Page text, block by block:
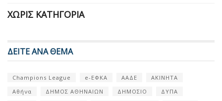
ΧΩΡΊΣ ΚΑΤΗΓΟΡΊΑ
ΔΕΙΤΕ ΑΝΑ ΘΕΜΑ
Champions League e-ΕΦΚΑ ΑΑΔΕ
ΑΚΙΝΗΤΑ
Αθήνα
ΔΗΜΟΣ ΑΘΗΝΑΙΩΝ ΔΗΜΟΣΙΟ
ΔΥΠΑ